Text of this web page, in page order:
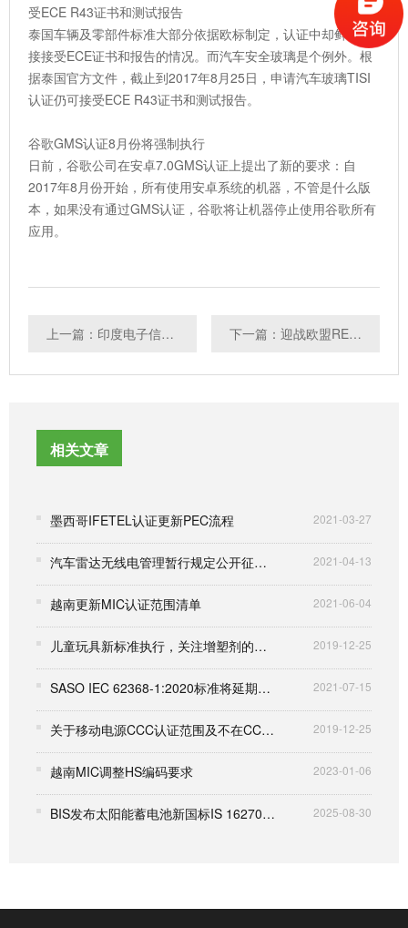
受ECE R43证书和测试报告
泰国车辆及零部件标准大部分依据欧标制定，认证中却鲜有直
接接受ECE证书和报告的情况。而汽车安全玻璃是个例外。根
据泰国官方文件，截止到2017年8月25日，申请汽车玻璃TISI
认证仍可接受ECE R43证书和测试报告。
谷歌GMS认证8月份将强制执行
日前，谷歌公司在安卓7.0GMS认证上提出了新的要求：自
2017年8月份开始，所有使用安卓系统的机器，不管是什么版
本，如果没有通过GMS认证，谷歌将让机器停止使用谷歌所有
应用。
上一篇：印度电子信息技术部将13类新产品纳入BIS强制认证体系 下一篇：迎战欧盟RED新指令，共筑放心社会
相关文章
墨西哥IFETEL认证更新PEC流程 2021-03-27
汽车雷达无线电管理暂行规定公开征求意见 2021-04-13
越南更新MIC认证范围清单 2021-06-04
儿童玩具新标准执行，关注增塑剂的添加 2019-12-25
SASO IEC 62368-1:2020标准将延期至2023年1月1日执行 2021-07-15
关于移动电源CCC认证范围及不在CCC认证范围的安全认证标准解读 2019-12-25
越南MIC调整HS编码要求 2023-01-06
BIS发布太阳能蓄电池新国标IS 16270修订案 2025-08-30